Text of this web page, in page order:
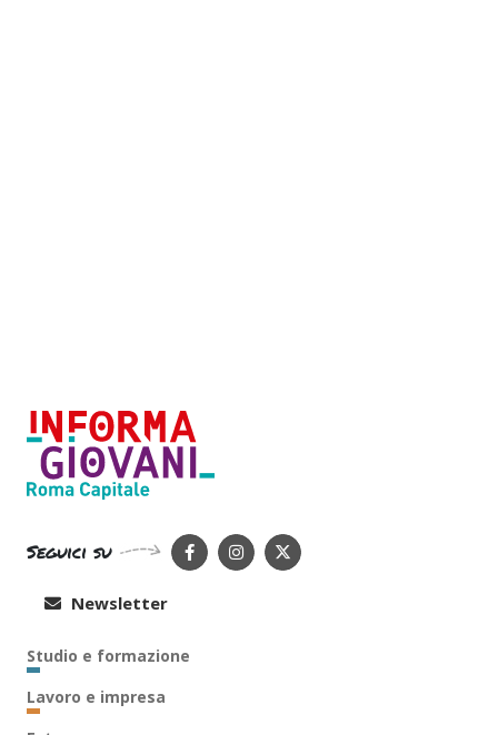
Seguici su
Newsletter
Studio e formazione
Lavoro e impresa